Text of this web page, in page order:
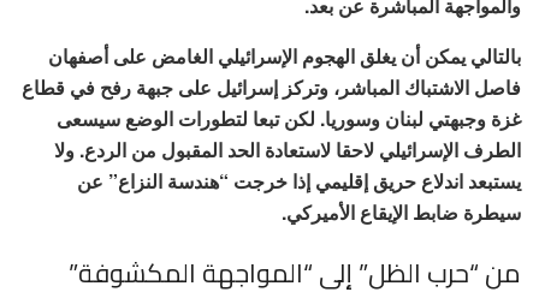
والمواجهة المباشرة عن بعد.
بالتالي يمكن أن يغلق الهجوم الإسرائيلي الغامض على أصفهان
فاصل الاشتباك المباشر، وتركز إسرائيل على جبهة رفح في قطاع
غزة وجبهتي لبنان وسوريا. لكن تبعا لتطورات الوضع سيسعى
الطرف الإسرائيلي لاحقا لاستعادة الحد المقبول من الردع. ولا
يستبعد اندلاع حريق إقليمي إذا خرجت “هندسة النزاع” عن
سيطرة ضابط الإيقاع الأميركي.
من “حرب الظل” إلى “المواجهة المكشوفة”